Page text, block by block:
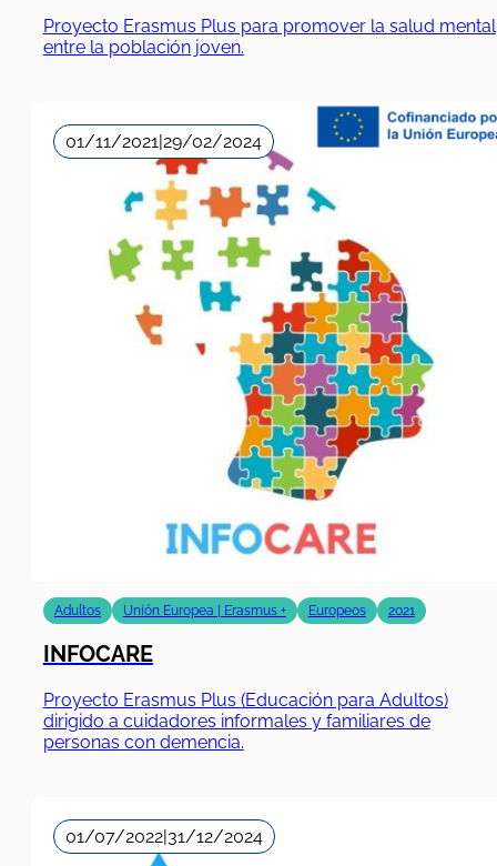
Proyecto Erasmus Plus para promover la salud mental
entre la población joven.
01/11/2021 29/02/2024
Adultos Unión Europea | Erasmus + Europeos 2021
INFOCARE
Proyecto Erasmus Plus (Educación para Adultos)
dirigido a cuidadores informales y familiares de
personas con demencia.
01/07/2022 31/12/2024